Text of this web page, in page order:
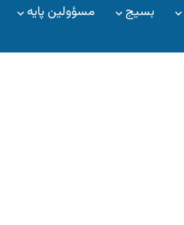
بسیج مسؤولین پایه